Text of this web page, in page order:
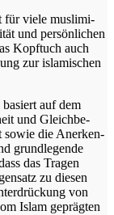
für vie­le mus­li­mi­
und per­sön­li­chen
Kopf­tuch auch
zur isla­mi­schen
auf dem
und Gleich­be­
sowie die Aner­ken­
grund­le­gen­de
das Tra­gen
zu die­sen
von
Islam gepräg­ten